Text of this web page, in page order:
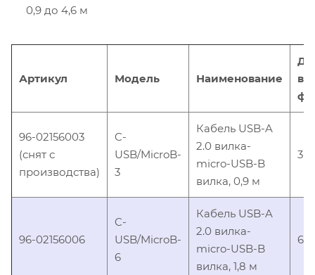
0,9 до 4,6 м
Артикул Модель Наименование
в
96-02156003
(снят с
производства)
C-
USB/MicroB-
3
Кабель USB-A
2.0 вилка-
micro-USB-B
вилка, 0,9 м
3
96-02156006
C-
USB/MicroB-
6
Кабель USB-A
2.0 вилка-
micro-USB-B
вилка, 1,8 м
6